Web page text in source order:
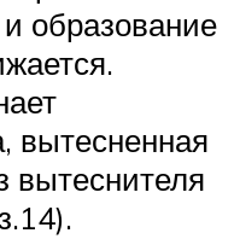
и образование
вытесненная
вытеснителя